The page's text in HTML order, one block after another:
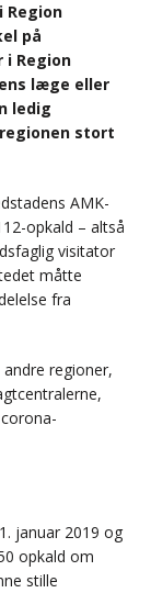
Region
på
i Region
læge eller
ledig
stort
AMK-
opkald – altså
visitator
måtte
fra
regioner,
januar 2019 og
opkald om
stille